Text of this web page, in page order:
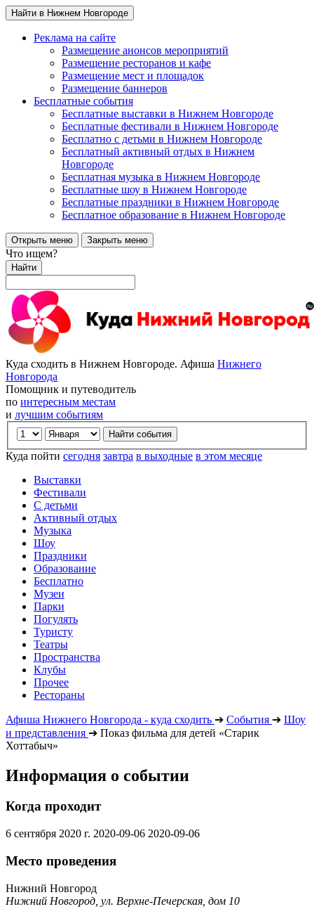
Найти в Нижнем Новгороде
Реклама на сайте
Размещение анонсов мероприятий
Размещение ресторанов и кафе
Размещение мест и площадок
Размещение баннеров
Бесплатные события
Бесплатные выставки в Нижнем Новгороде
Бесплатные фестивали в Нижнем Новгороде
Бесплатно с детьми в Нижнем Новгороде
Бесплатный активный отдых в Нижнем
Новгороде
Бесплатная музыка в Нижнем Новгороде
Бесплатные шоу в Нижнем Новгороде
Бесплатные праздники в Нижнем Новгороде
Бесплатное образование в Нижнем Новгороде
Открыть меню Закрыть меню
Что ищем?
Найти
Куда сходить в Нижнем Новгороде. Афиша Нижнего
Новгорода
Помощник и путеводитель
по интересным местам
и лучшим событиям
Куда пойти сегодня завтра в выходные в этом месяце
Выставки
Фестивали
С детьми
Активный отдых
Музыка
Шоу
Праздники
Образование
Бесплатно
Музеи
Парки
Погулять
Туристу
Театры
Пространства
Клубы
Прочее
Рестораны
Афиша Нижнего Новгорода - куда сходить ➔ События ➔ Шоу
и представления ➔ Показ фильма для детей «Старик
Хоттабыч»
Информация о событии
Когда проходит
6 сентября 2020 г. 2020-09-06 2020-09-06
Место проведения
Нижний Новгород
Нижний Новгород, ул. Верхне-Печерская, дом 10